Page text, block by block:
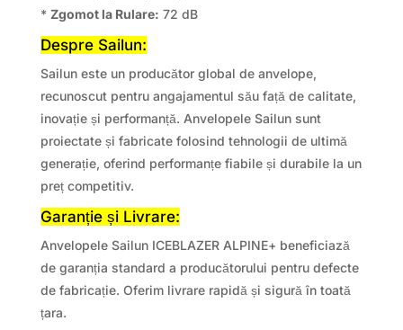
* Zgomot la Rulare: 72 dB
Despre Sailun:
Sailun este un producător global de anvelope,
recunoscut pentru angajamentul său față de calitate,
inovație și performanță. Anvelopele Sailun sunt
proiectate și fabricate folosind tehnologii de ultimă
generație, oferind performanțe fiabile și durabile la un
preț competitiv.
Garanție și Livrare:
Anvelopele Sailun ICEBLAZER ALPINE+ beneficiază
de garanția standard a producătorului pentru defecte
de fabricație. Oferim livrare rapidă și sigură în toată
țara.